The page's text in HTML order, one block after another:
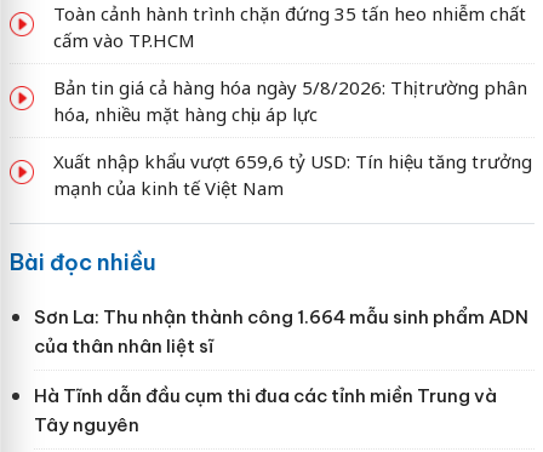
Toàn cảnh hành trình chặn đứng 35 tấn heo nhiễm chất
cấm vào TP.HCM
Bản tin giá cả hàng hóa ngày 5/8/2026: Thị trường phân
hóa, nhiều mặt hàng chịu áp lực
Xuất nhập khẩu vượt 659,6 tỷ USD: Tín hiệu tăng trưởng
mạnh của kinh tế Việt Nam
Bài đọc nhiều
Sơn La: Thu nhận thành công 1.664 mẫu sinh phẩm ADN
của thân nhân liệt sĩ
Hà Tĩnh dẫn đầu cụm thi đua các tỉnh miền Trung và
Tây nguyên